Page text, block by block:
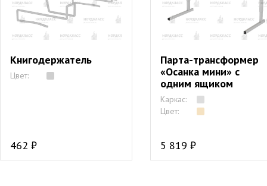
Книгодержатель
Цвет:
462 ₽
Парта-трансформер
«Осанка мини» с
одним ящиком
Каркас:
Цвет:
5 819 ₽